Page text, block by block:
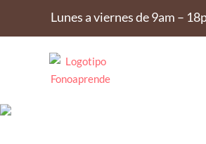
Lunes a viernes de 9am –